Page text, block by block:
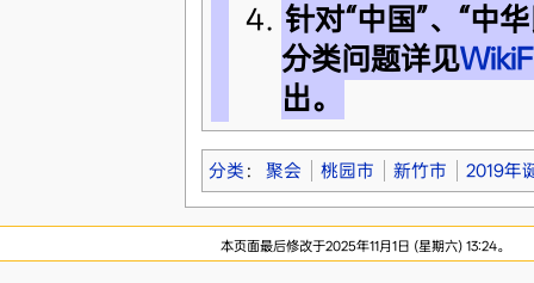
针对“中国”、“中
分类问题详见
出。
分类 ： 聚会 桃园市 新竹市 2019年
本页面最后修改于2025年11月1日 (星期六) 13:24。